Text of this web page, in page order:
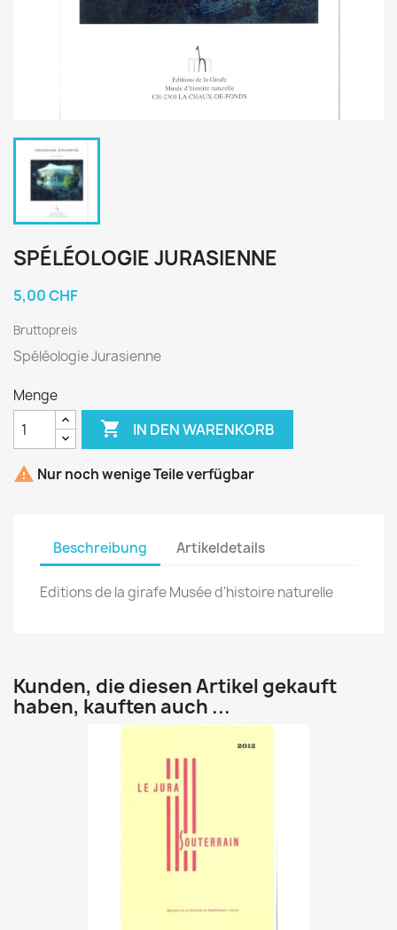
SPÉLÉOLOGIE JURASIENNE
5,00 CHF
Bruttopreis
Spéléologie Jurasienne
Menge
 IN DEN WARENKORB
 Nur noch wenige Teile verfügbar
Beschreibung Artikeldetails
Editions de la girafe Musée d'histoire naturelle
Kunden, die diesen Artikel gekauft
haben, kauften auch ...